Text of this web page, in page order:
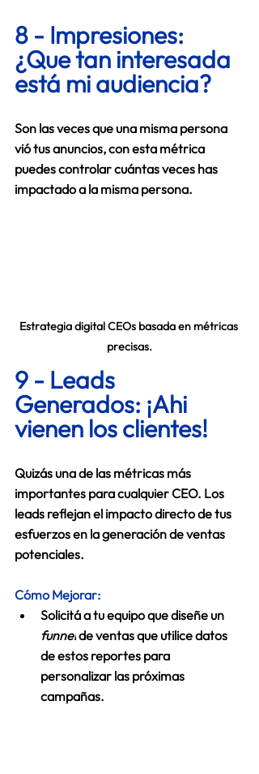
8 - Impresiones:
¿Que tan interesada
está mi audiencia?
Son las veces que una misma persona
vió tus anuncios, con esta métrica
puedes controlar cuántas veces has
impactado a la misma persona.
Estrategia digital CEOs basada en métricas
precisas.
9 - Leads
Generados: ¡Ahi
vienen los clientes!
Quizás una de las métricas más
importantes para cualquier CEO. Los
leads reflejan el impacto directo de tus
esfuerzos en la generación de ventas
potenciales.
Cómo Mejorar:
Solicitá a tu equipo que diseñe un
funnel de ventas que utilice datos
de estos reportes para
personalizar las próximas
campañas.